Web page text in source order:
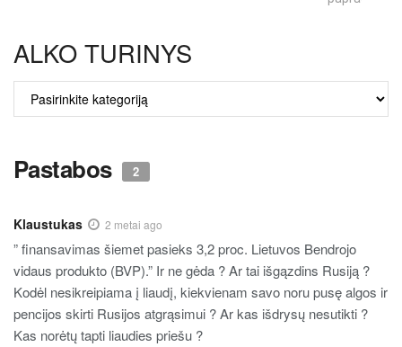
ALKO TURINYS
ALKO
TURINYS
Pastabos 2
Klaustukas 2 metai ago
” finansavimas šiemet pasieks 3,2 proc. Lietuvos Bendrojo
vidaus produkto (BVP).” Ir ne gėda ? Ar tai išgązdins Rusiją ?
Kodėl nesikreipiama į liaudį, kiekvienam savo noru pusę algos ir
pencijos skirti Rusijos atgrąsimui ? Ar kas išdrysų nesutikti ?
Kas norėtų tapti liaudies priešu ?